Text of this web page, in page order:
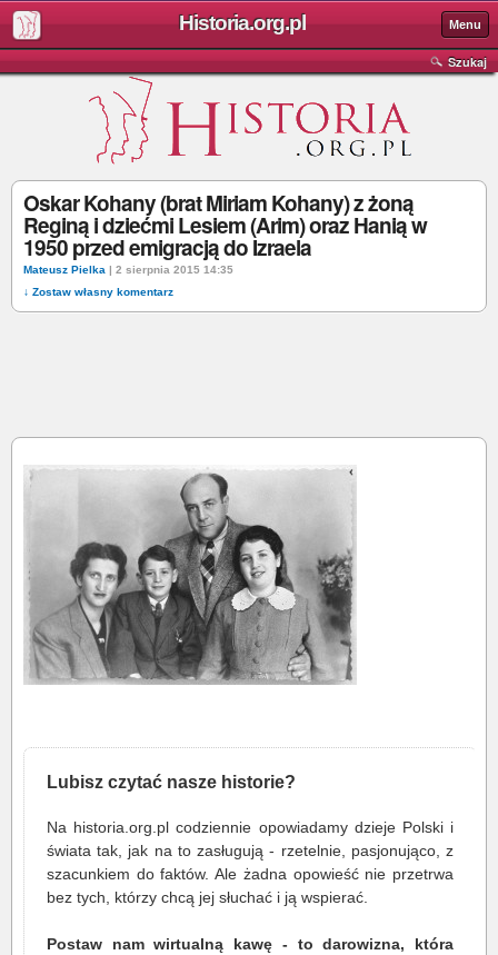
Historia.org.pl Menu
Szukaj
Oskar Kohany (brat Miriam Kohany) z żoną
Reginą i dziećmi Lesiem (Arim) oraz Hanią w
1950 przed emigracją do Izraela
Mateusz Pielka | 2 sierpnia 2015 14:35
↓ Zostaw własny komentarz
Lubisz czytać nasze historie?
Na historia.org.pl codziennie opowiadamy dzieje Polski i
świata tak, jak na to zasługują - rzetelnie, pasjonująco, z
szacunkiem do faktów. Ale żadna opowieść nie przetrwa
bez tych, którzy chcą jej słuchać i ją wspierać.
Postaw nam wirtualną kawę - to darowizna, która